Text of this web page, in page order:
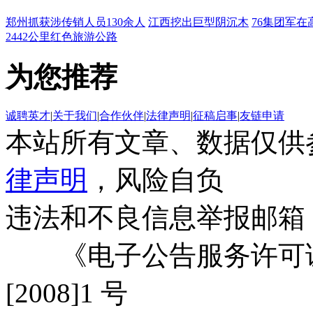
郑州抓获涉传销人员130余人 江西挖出巨型阴沉木 76集团军在
2442公里红色旅游公路
为您推荐
诚聘英才|关于我们|合作伙伴|法律声明|征稿启事|友链申请
本站所有文章、数据仅
律声明 ，风险自负
违法和不良信息举报邮箱
《电子公告服务许可
[2008]1 号